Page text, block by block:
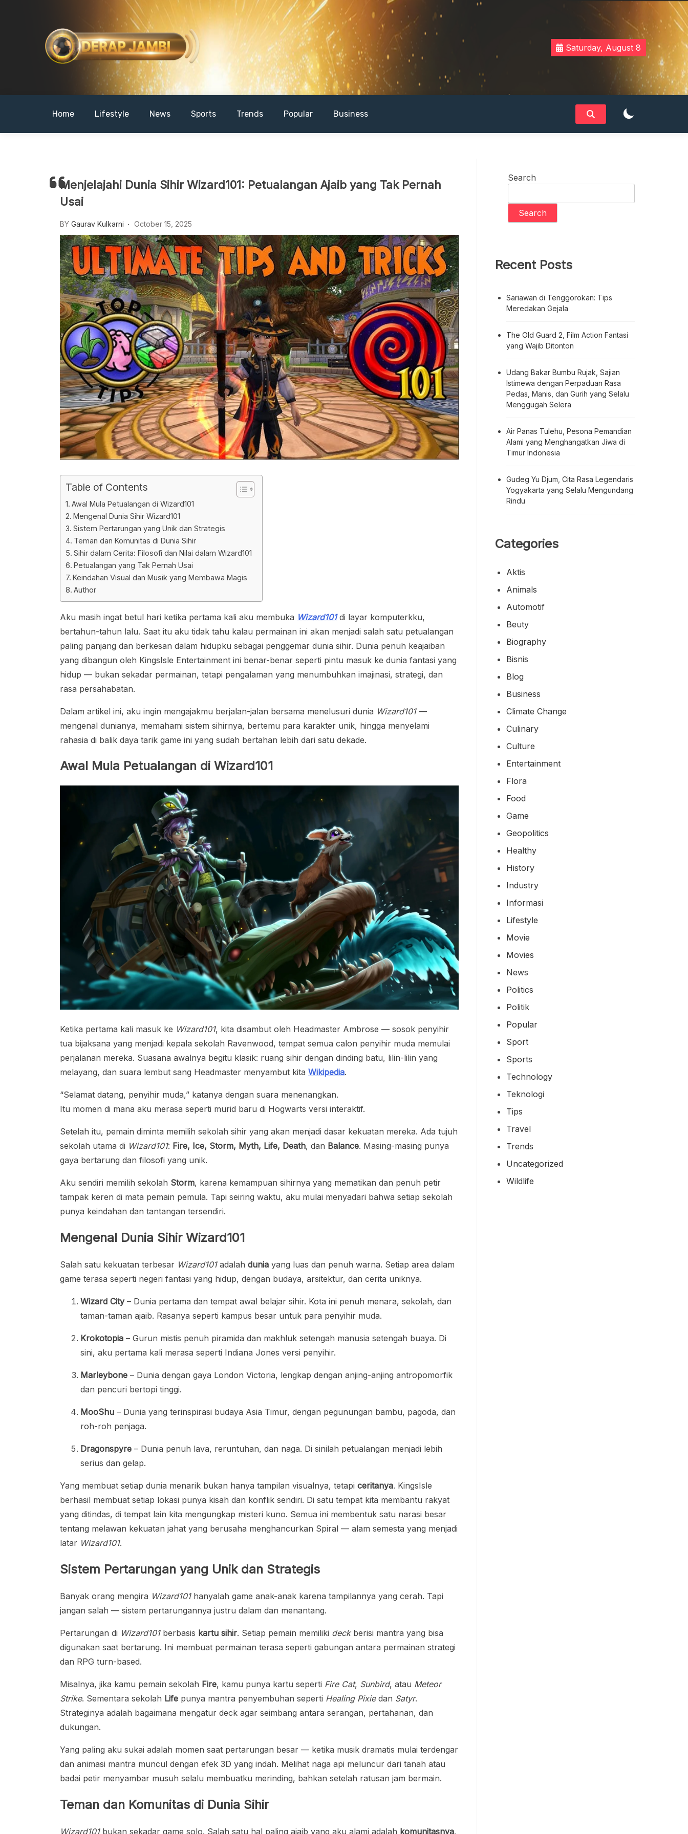
DERAPJAMBI
Saturday, August 8
Home Lifestyle News Sports Trends Popular Business
Menjelajahi Dunia Sihir Wizard101: Petualangan Ajaib yang Tak Pernah
Usai
BY Gaurav Kulkarni October 15, 2025
Table of Contents
Awal Mula Petualangan di Wizard101
Mengenal Dunia Sihir Wizard101
Sistem Pertarungan yang Unik dan Strategis
Teman dan Komunitas di Dunia Sihir
Sihir dalam Cerita: Filosofi dan Nilai dalam Wizard101
Petualangan yang Tak Pernah Usai
Keindahan Visual dan Musik yang Membawa Magis
Author
Aku masih ingat betul hari ketika pertama kali aku membuka Wizard101di layar komputerkku,
bertahun-tahun lalu. Saat itu aku tidak tahu kalau permainan ini akan menjadi salah satu petualangan
paling panjang dan berkesan dalam hidupku sebagai penggemar dunia sihir. Dunia penuh keajaiban
yang dibangun oleh KingsIsle Entertainment ini benar-benar seperti pintu masuk ke dunia fantasi yang
hidup — bukan sekadar permainan, tetapi pengalaman yang menumbuhkan imajinasi, strategi, dan
rasa persahabatan.
Dalam artikel ini, aku ingin mengajakmu berjalan-jalan bersama menelusuri dunia Wizard101—
mengenal dunianya, memahami sistem sihirnya, bertemu para karakter unik, hingga menyelami
rahasia di balik daya tarik game ini yang sudah bertahan lebih dari satu dekade.
Awal Mula Petualangan di Wizard101
Ketika pertama kali masuk ke Wizard101, kita disambut oleh Headmaster Ambrose — sosok penyihir
tua bijaksana yang menjadi kepala sekolah Ravenwood, tempat semua calon penyihir muda memulai
perjalanan mereka. Suasana awalnya begitu klasik: ruang sihir dengan dinding batu, lilin-lilin yang
melayang, dan suara lembut sang Headmaster menyambut kita Wikipedia.
“Selamat datang, penyihir muda,” katanya dengan suara menenangkan.
Itu momen di mana aku merasa seperti murid baru di Hogwarts versi interaktif.
Setelah itu, pemain diminta memilih sekolah sihir yang akan menjadi dasar kekuatan mereka. Ada tujuh
sekolah utama di Wizard101: Fire, Ice, Storm, Myth, Life, Death, dan Balance. Masing-masing punya
gaya bertarung dan filosofi yang unik.
Aku sendiri memilih sekolah Storm, karena kemampuan sihirnya yang mematikan dan penuh petir
tampak keren di mata pemain pemula. Tapi seiring waktu, aku mulai menyadari bahwa setiap sekolah
punya keindahan dan tantangan tersendiri.
Mengenal Dunia Sihir Wizard101
Salah satu kekuatan terbesar Wizard101adalah dunia yang luas dan penuh warna. Setiap area dalam
game terasa seperti negeri fantasi yang hidup, dengan budaya, arsitektur, dan cerita uniknya.
Wizard City– Dunia pertama dan tempat awal belajar sihir. Kota ini penuh menara, sekolah, dan
taman-taman ajaib. Rasanya seperti kampus besar untuk para penyihir muda.
Krokotopia – Gurun mistis penuh piramida dan makhluk setengah manusia setengah buaya. Di
sini, aku pertama kali merasa seperti Indiana Jones versi penyihir.
Marleybone – Dunia dengan gaya London Victoria, lengkap dengan anjing-anjing antropomorfik
dan pencuri bertopi tinggi.
MooShu – Dunia yang terinspirasi budaya Asia Timur, dengan pegunungan bambu, pagoda, dan
roh-roh penjaga.
Dragonspyre – Dunia penuh lava, reruntuhan, dan naga. Di sinilah petualangan menjadi lebih
serius dan gelap.
Yang membuat setiap dunia menarik bukan hanya tampilan visualnya, tetapi ceritanya. KingsIsle
berhasil membuat setiap lokasi punya kisah dan konflik sendiri. Di satu tempat kita membantu rakyat
yang ditindas, di tempat lain kita mengungkap misteri kuno. Semua ini membentuk satu narasi besar
tentang melawan kekuatan jahat yang berusaha menghancurkan Spiral — alam semesta yang menjadi
latar Wizard101.
Sistem Pertarungan yang Unik dan Strategis
Banyak orang mengira Wizard101hanyalah game anak-anak karena tampilannya yang cerah. Tapi
jangan salah — sistem pertarungannya justru dalam dan menantang.
Pertarungan di Wizard101berbasis kartu sihir. Setiap pemain memiliki deckberisi mantra yang bisa
digunakan saat bertarung. Ini membuat permainan terasa seperti gabungan antara permainan strategi
dan RPG turn-based.
Misalnya, jika kamu pemain sekolah Fire, kamu punya kartu seperti Fire Cat, Sunbird, atau Meteor
Strike. Sementara sekolah Life punya mantra penyembuhan seperti Healing Pixiedan Satyr.
Strateginya adalah bagaimana mengatur deck agar seimbang antara serangan, pertahanan, dan
dukungan.
Yang paling aku sukai adalah momen saat pertarungan besar — ketika musik dramatis mulai terdengar
dan animasi mantra muncul dengan efek 3D yang indah. Melihat naga api meluncur dari tanah atau
badai petir menyambar musuh selalu membuatku merinding, bahkan setelah ratusan jam bermain.
Teman dan Komunitas di Dunia Sihir
Wizard101bukan sekadar game solo. Salah satu hal paling ajaib yang aku alami adalah komunitasnya.
Search
Search
Recent Posts
Sariawan di Tenggorokan: Tips
Meredakan Gejala
The Old Guard 2, Film Action Fantasi
yang Wajib Ditonton
Udang Bakar Bumbu Rujak, Sajian
Istimewa dengan Perpaduan Rasa
Pedas, Manis, dan Gurih yang Selalu
Menggugah Selera
Air Panas Tulehu, Pesona Pemandian
Alami yang Menghangatkan Jiwa di
Timur Indonesia
Gudeg Yu Djum, Cita Rasa Legendaris
Yogyakarta yang Selalu Mengundang
Rindu
Categories
Aktis
Animals
Automotif
Beuty
Biography
Bisnis
Blog
Business
Climate Change
Culinary
Culture
Entertainment
Flora
Food
Game
Geopolitics
Healthy
History
Industry
Informasi
Lifestyle
Movie
Movies
News
Politics
Politik
Popular
Sport
Sports
Technology
Teknologi
Tips
Travel
Trends
Uncategorized
Wildlife